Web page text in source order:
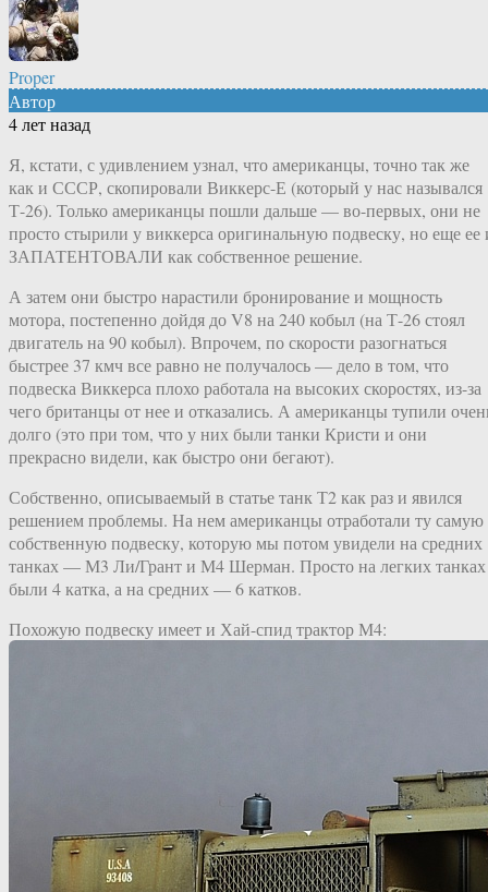
Proper
Автор
4 лет назад
Я, кстати, с удивлением узнал, что американцы, точно так же
как и СССР, скопировали Виккерс-Е (который у нас назывался
Т-26). Только американцы пошли дальше — во-первых, они не
просто стырили у виккерса оригинальную подвеску, но еще ее
ЗАПАТЕНТОВАЛИ как собственное решение.
А затем они быстро нарастили бронирование и мощность
мотора, постепенно дойдя до V8 на 240 кобыл (на Т-26 стоял
двигатель на 90 кобыл). Впрочем, по скорости разогнаться
быстрее 37 кмч все равно не получалось — дело в том, что
подвеска Виккерса плохо работала на высоких скоростях, из-за
чего британцы от нее и отказались. А американцы тупили
долго (это при том, что у них были танки Кристи и они
прекрасно видели, как быстро они бегают).
Собственно, описываемый в статье танк Т2 как раз и явился
решением проблемы. На нем американцы отработали ту самую
собственную подвеску, которую мы потом увидели на средних
танках — М3 Ли/Грант и М4 Шерман. Просто на легких танках
были 4 катка, а на средних — 6 катков.
Похожую подвеску имеет и Хай-спид трактор М4: